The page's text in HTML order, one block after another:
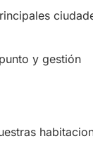
y gestión